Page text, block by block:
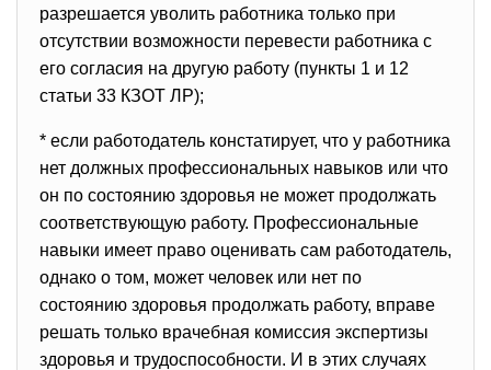
разрешается уволить работника только при
отсутствии возможности перевести работника с
его согласия на другую работу (пункты 1 и 12
статьи 33 КЗОТ ЛР);
* если работодатель констатирует, что у работника
нет должных профессиональных навыков или что
он по состоянию здоровья не может продолжать
соответствующую работу. Профессиональные
навыки имеет право оценивать сам работодатель,
однако о том, может человек или нет по
состоянию здоровья продолжать работу, вправе
решать только врачебная комиссия экспертизы
здоровья и трудоспособности. И в этих случаях